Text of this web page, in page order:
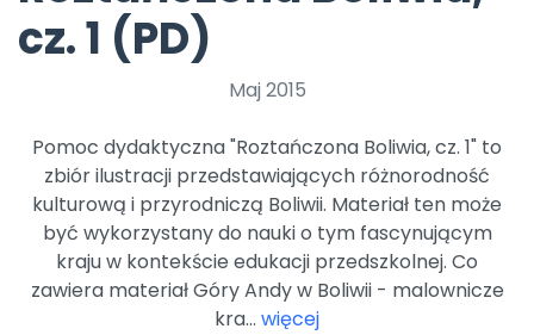
Pomoc
Promocje
cz. 1 (PD)
Maj 2015
Pomoc dydaktyczna "Roztańczona Boliwia, cz. 1" to
zbiór ilustracji przedstawiających różnorodność
kulturową i przyrodniczą Boliwii. Materiał ten może
być wykorzystany do nauki o tym fascynującym
kraju w kontekście edukacji przedszkolnej. Co
zawiera materiał Góry Andy w Boliwii - malownicze
kra... więcej